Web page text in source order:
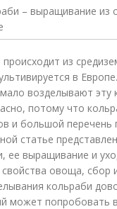
из
в
возделывают эту
потому что
и большой перечень
статье
ее выращивание и
овоща, сбор
кольраби
может попробовать